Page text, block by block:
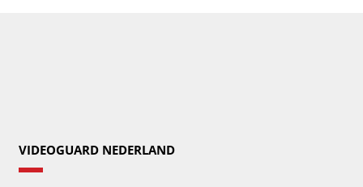
VIDEOGUARD NEDERLAND